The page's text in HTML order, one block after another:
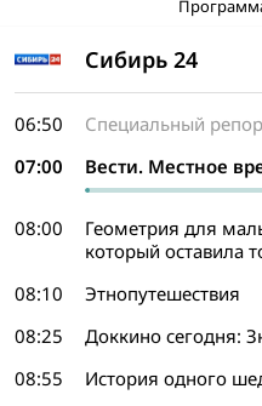
Сибирь 24
06:50
Специальный
07:00
Вести. Местное
08:00
Геометрия для
который оставила
08:10
Этнопутешествия
08:25
Доккино сегодня:
08:55
История одного